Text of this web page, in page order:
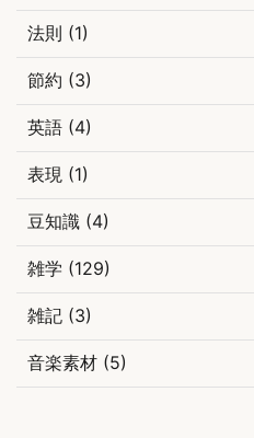
法則 (1)
節約 (3)
英語 (4)
表現 (1)
豆知識 (4)
雑学 (129)
雑記 (3)
音楽素材 (5)